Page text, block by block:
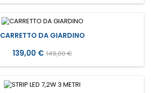
CARRETTO DA GIARDINO
Prezzo
139,00 € Prezzo
base
149,00 €